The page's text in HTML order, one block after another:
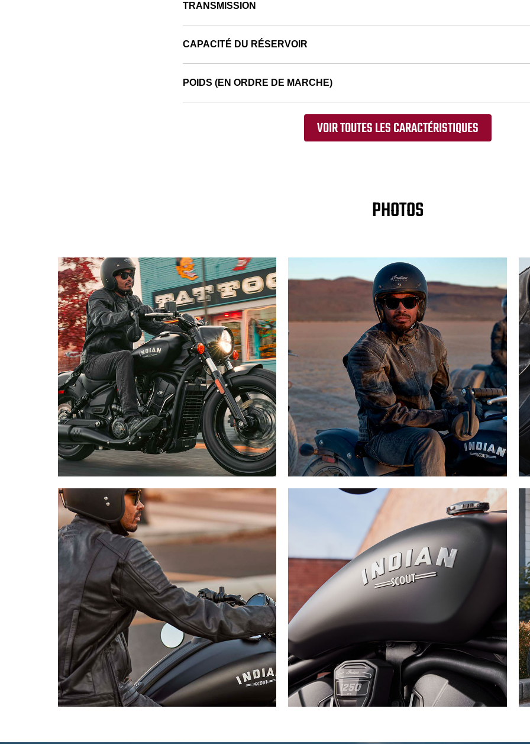
TRANSMISSION
CAPACITÉ DU RÉSERVOIR
POIDS (EN ORDRE DE MARCHE)
VOIR TOUTES LES CARACTÉRISTIQUES
PHOTOS